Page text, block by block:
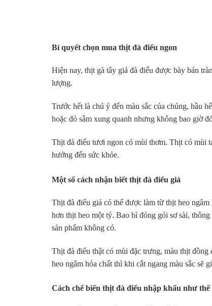
Bí quyết chọn mua thịt đà điểu ngon
Hiện nay, thịt gà tây giả đà điểu được bày bán
lượng.
Trước hết là chú ý đến màu sắc của chúng, hầu
hoặc đỏ sẫm xung quanh nhưng không bao giờ
Thịt đà điểu tươi ngon có mùi thơm. Thịt có mùi
hưởng đến sức khỏe.
Một số cách nhận biết thịt đà điểu giả
Thịt đà điểu giả có thể được làm từ thịt heo
hơn thịt heo một tý. Bao bì đóng gói sơ sài,
sản phẩm không có.
Thịt đà điểu thật có mùi đặc trưng, màu thịt
heo ngâm hóa chất thì khi cắt ngang màu sắc sẽ
Cách chế biến thịt đà điểu nhập khẩu như thế